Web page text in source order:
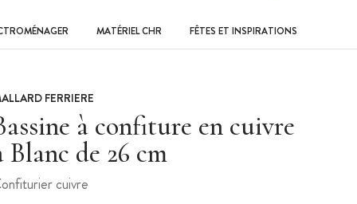
MATÉRIEL CHR FÊTES ET INSPIRATIONS
FERRIERE
à confiture en cuivre
Blanc de 26 cm
cuivre